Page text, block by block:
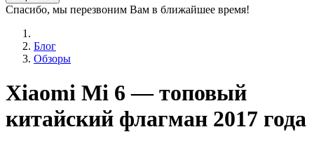
Спасибо, мы перезвоним Вам в ближайшее время!
Блог
Обзоры
Xiaomi Mi 6 — топовый
китайский флагман 2017 года